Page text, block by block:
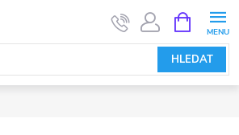
HLEDAT
NÁKUPNÍ
KOŠÍK